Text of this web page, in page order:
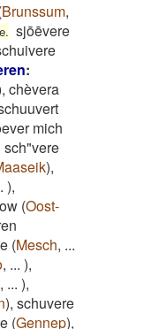
Brunssum,
sjōēvere
:
, chèvera
mich
sch"vere
),
),
(Oost-
(Mesch, ...
, ... ),
, ... ),
), schuvere
(Gennep),